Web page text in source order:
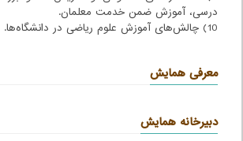
درسی، آموزش ضمن خدمت معلمان.
10) چالش‌های آموزش علوم ریاضی در دانشگاه‌ها.
معرفی همایش
دبیرخانه همایش